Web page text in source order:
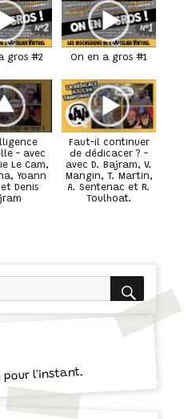
gros #2 On en a gros #1
- avec
Le Cam,
Yoann
Denis
Faut-il continuer
de dédicacer ? -
avec D. Bajram, V.
Mangin, T. Martin,
A. Sentenac et R.
Toulhoat.
pour l'instant.